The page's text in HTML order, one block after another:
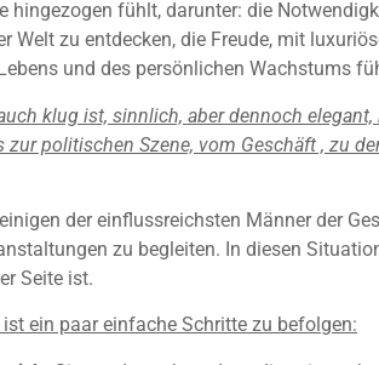
hingezogen fühlt, darunter: die
Welt zu entdecken, die Freude, mit
und des persönlichen Wachstums
klug ist, sinnlich, aber dennoch
politischen Szene, vom Geschäft , zu
der einflussreichsten Männer der
zu begleiten. In diesen
Seite ist.
ein paar einfache Schritte zu befolgen: